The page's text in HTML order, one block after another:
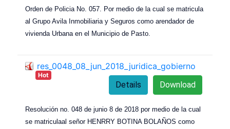
Orden de Policia No. 057. Por medio de la cual se matricula
al Grupo Avila Inmobiliaria y Seguros como arendador de
vivienda Urbana en el Municipio de Pasto.
res_0048_08_jun_2018_juridica_gobierno
Hot
Download
Details
Resolución no. 048 de junio 8 de 2018 por medio de la cual
se matriculaal señor HENRRY BOTINA BOLAÑOS como